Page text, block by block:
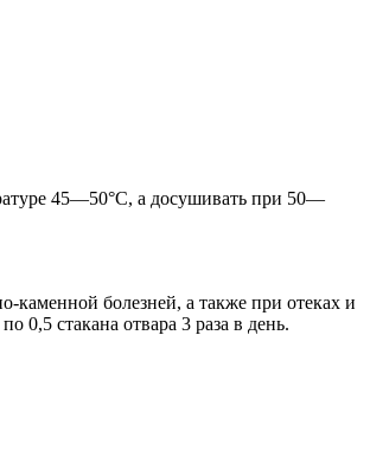
45—50°С, а досушивать при 50—
каменной болезней, а также при отеках и
0,5 стакана отвара 3 раза в день.